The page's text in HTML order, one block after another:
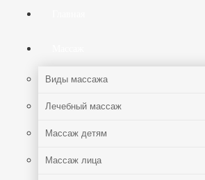
Виды массажа
Лечебный массаж
Массаж детям
Массаж лица